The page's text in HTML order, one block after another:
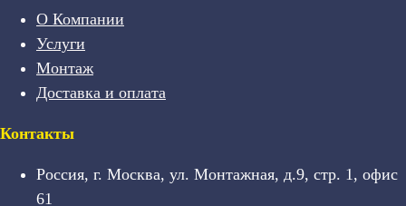
О Компании
Услуги
Монтаж
Доставка и оплата
Контакты
Россия, г. Москва, ул. Монтажная, д.9, стр. 1, офис
61